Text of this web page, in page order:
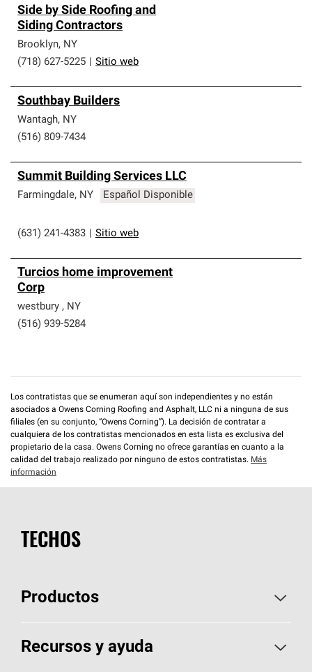
Side by Side Roofing and
Siding Contractors
Brooklyn, NY
(718) 627-5225
Sitio web
Southbay Builders
Wantagh, NY
(516) 809-7434
Summit Building Services LLC
Farmingdale, NY Español Disponible
(631) 241-4383 Sitio web
Turcios home improvement
Corp
westbury , NY
(516) 939-5284
Los contratistas que se enumeran aquí son independientes y no están
asociados a Owens Corning Roofing and Asphalt, LLC ni a ninguna de sus
filiales (en su conjunto, “Owens Corning”). La decisión de contratar a
cualquiera de los contratistas mencionados en esta lista es exclusiva del
propietario de la casa. Owens Corning no ofrece garantías en cuanto a la
calidad del trabajo realizado por ninguno de estos contratistas. Más
información
TECHOS
Productos
Elija sus tejas
Recursos y ayuda